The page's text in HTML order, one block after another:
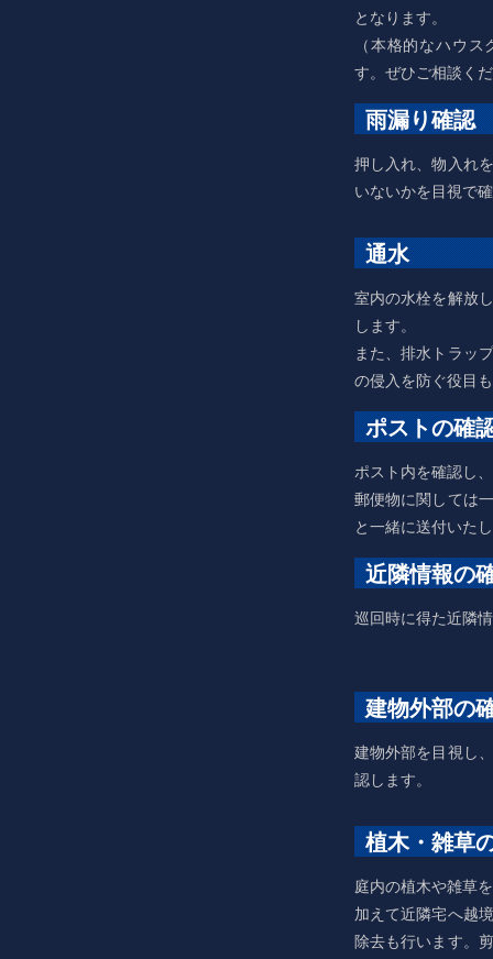
となります。
（本格的なハウ
す。ぜひご相談く
雨漏り確認
押し入れ、物入れ
いないかを目視で
通水
室内の水栓を解放
します。
また、排水トラッ
の侵入を防ぐ役目
ポストの確
ポスト内を確認し
郵便物に関しては
と一緒に送付いた
近隣情報の
巡回時に得た近隣
建物外部の
建物外部を目視し
認します。
植木・雑草
庭内の植木や雑草
加えて近隣宅へ越
除去も行います。